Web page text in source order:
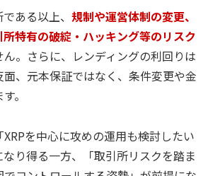
ある以上、 規制や運営体制の変更、
特有の破綻・ハッキング等のリスク
。さらに、レンディングの利回りは
、元本保証ではなく、条件変更や金
。
を中心に攻めの運用も検討したい
り得る一方、「取引所リスクを踏ま